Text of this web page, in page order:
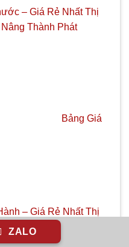
– Giá Rẻ Nhất Thị
Thành Phát
Bảng Giá
– Giá Rẻ Nhất Thị
Thành Phát
ZALO